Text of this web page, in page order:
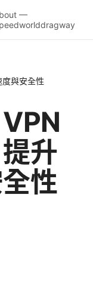
—
與安全性
升
性